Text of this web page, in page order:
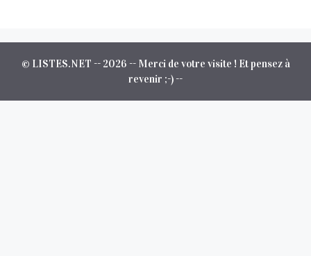
© LISTES.NET -- 2026 -- Merci de votre visite ! Et pensez à
revenir ;-) --